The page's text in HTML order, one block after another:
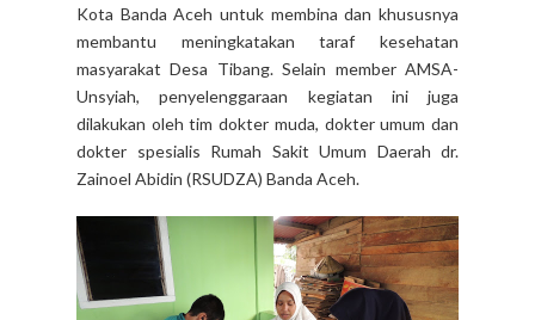
Kota Banda Aceh untuk membina dan khususnya
membantu meningkatakan taraf kesehatan
masyarakat Desa Tibang. Selain member AMSA-
Unsyiah, penyelenggaraan kegiatan ini juga
dilakukan oleh tim dokter muda, dokter umum dan
dokter spesialis Rumah Sakit Umum Daerah dr.
Zainoel Abidin (RSUDZA) Banda Aceh.